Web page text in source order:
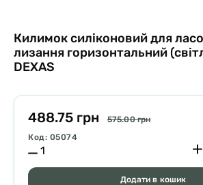
Килимок силіконовий для
лизання горизонтальний
DEXAS
488.75 грн
575.00 грн
Код: 05074
Додати в кошик